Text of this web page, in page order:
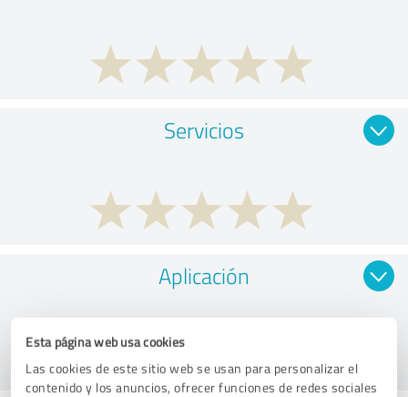
Esta página web usa cookies
Las cookies de este sitio web se usan para personalizar el
contenido y los anuncios, ofrecer funciones de redes sociales
Servicios
Aplicación